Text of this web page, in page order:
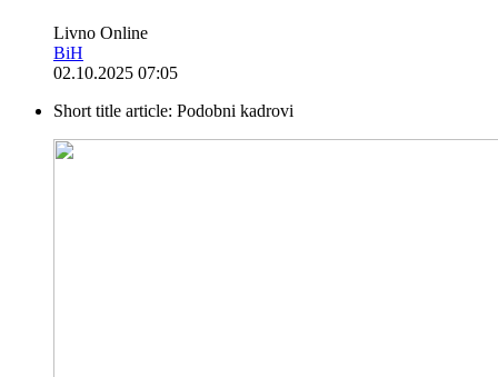
Livno Online
BiH
02.10.2025 07:05
Short title article: Podobni kadrovi